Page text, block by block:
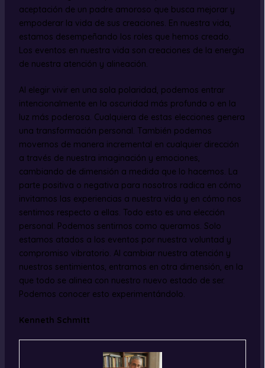
aceptación de un padre amoroso que busca mejorar y
empoderar la vida de sus creaciones. En nuestra vida,
estamos desempeñando los roles que hemos creado.
Los eventos en nuestra vida son creaciones de la energía
de nuestra atención y alineación.
Al elegir vivir en una sola polaridad, podemos entrar
intencionalmente en la oscuridad más profunda o en la
luz más poderosa. Cualquiera de estas elecciones genera
una transformación personal. También podemos
movernos de manera incremental en cualquier dirección
a través de nuestra imaginación y emociones,
cambiando de dimensión a medida que lo hacemos. La
parte positiva o negativa para nosotros radica en cómo
invitamos las experiencias a nuestra vida y en cómo nos
sentimos respecto a ellas. Todo esto es una elección
personal. Podemos sentirnos como queramos. Solo
estamos atados a los eventos por nuestra voluntad y
compromiso vibratorio. Al cambiar nuestra atención y
nuestros sentimientos, entramos en otra dimensión, en la
que todo se alinea con nuestro nuevo estado de ser.
Podemos conocer esto experimentándolo.
Kenneth Schmitt